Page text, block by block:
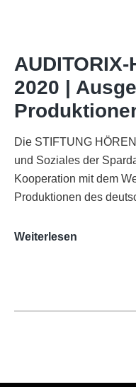
Funkhaus
Köln
2020 |
Die STIFTUNG
und Soziales der
Kooperation mit dem
Produktionen des
Weiterlesen